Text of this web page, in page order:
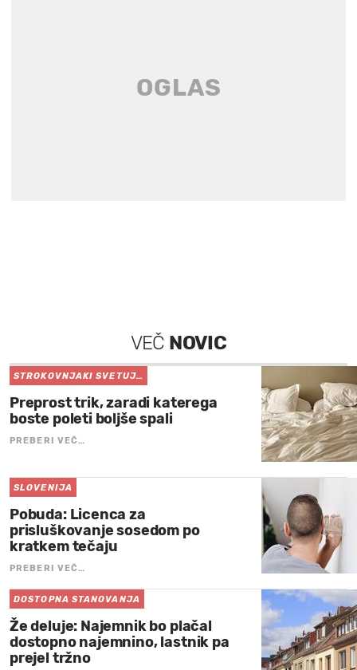
VEČ NOVIC
STROKOVNJAKI SVETUJ…
Preprost trik, zaradi katerega
boste poleti boljše spali
PREBERI VEČ…
SLOVENIJA
Pobuda: Licenca za
prisluškovanje sosedom po
kratkem tečaju
PREBERI VEČ…
DOSTOPNA STANOVANJA
Že deluje: Najemnik bo plačal
dostopno najemnino, lastnik pa
prejel tržno